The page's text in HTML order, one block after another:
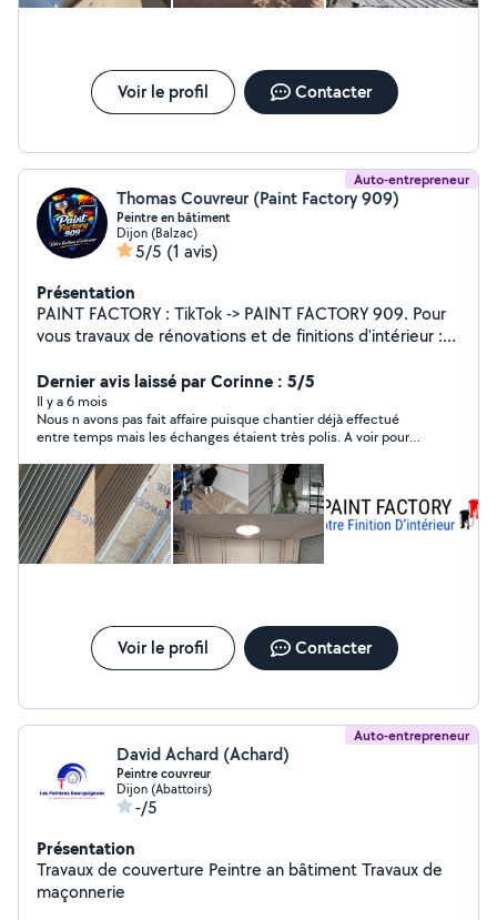
Voir le profil Contacter
Auto-entrepreneur
Thomas Couvreur (Paint Factory 909)
Peintre en bâtiment
Dijon (Balzac)
5/5 (1 avis)
Présentation
PAINT FACTORY : TikTok -> PAINT FACTORY 909. Pour
vous travaux de rénovations et de finitions d'intérieur :
Petit bricolage en tout genre.
Dernier avis laissé par Corinne : 5/5
Il y a 6 mois
Nous n avons pas fait affaire puisque chantier déjà effectué
entre temps mais les échanges étaient très polis. A voir pour
Voir le profil Contacter
Auto-entrepreneur
David Achard (Achard)
Peintre couvreur
Dijon (Abattoirs)
-/5
Présentation
Travaux de couverture Peintre an bâtiment Travaux de
maçonnerie